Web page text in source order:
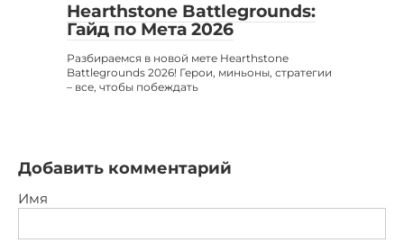
Hearthstone Battlegrounds:
Гайд по Мета 2026
Разбираемся в новой мете Hearthstone
Battlegrounds 2026! Герои, миньоны, стратегии
– все, чтобы побеждать
Добавить комментарий
Имя